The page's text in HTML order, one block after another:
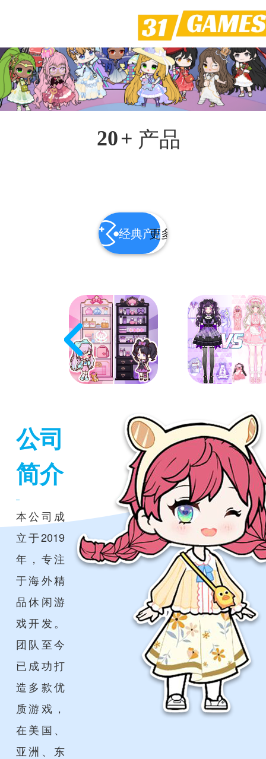
20+ 产品
经典产品更多产品 >
公司
简介
本公司成
立于2019
年，专注
于海外精
品休闲游
戏开发。
团队至今
已成功打
造多款优
质游戏，
在美国、
亚洲、东